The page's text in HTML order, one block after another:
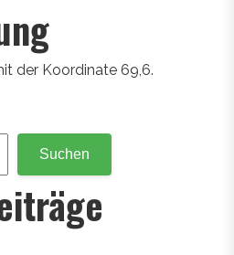
der Koordinate 69,6.
Suchen